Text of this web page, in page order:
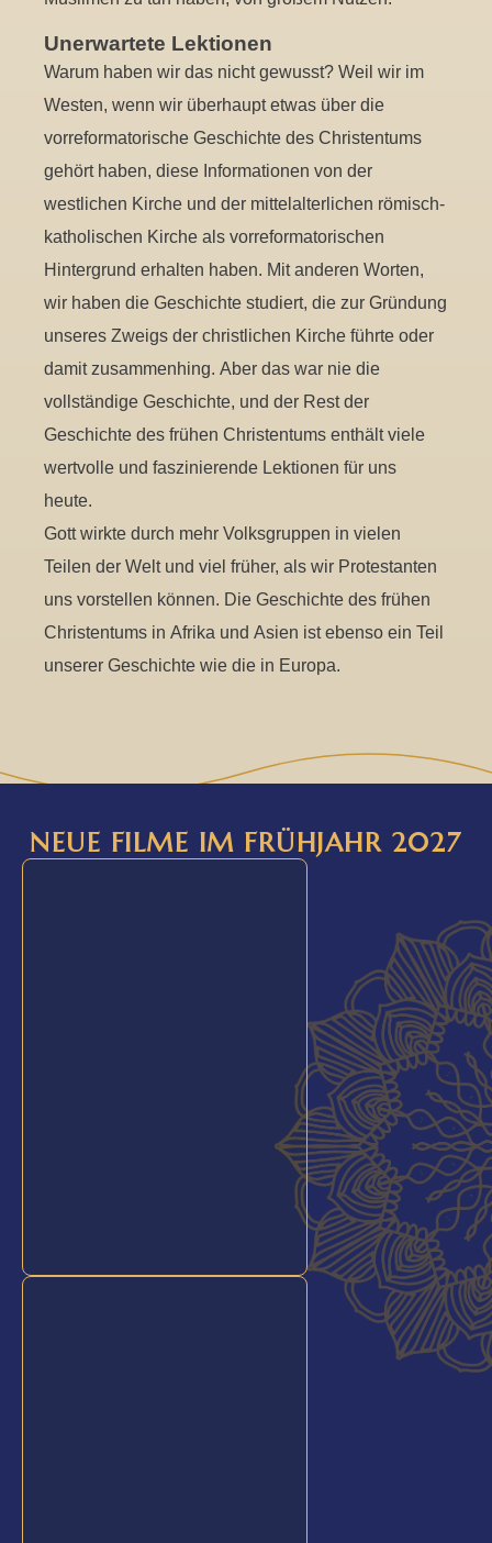
Unerwartete Lektionen
Warum haben wir das nicht gewusst? Weil wir im
Westen, wenn wir überhaupt etwas über die
vorreformatorische Geschichte des Christentums
gehört haben, diese Informationen von der
westlichen Kirche und der mittelalterlichen römisch-
katholischen Kirche als vorreformatorischen
Hintergrund erhalten haben. Mit anderen Worten,
wir haben die Geschichte studiert, die zur Gründung
unseres Zweigs der christlichen Kirche führte oder
damit zusammenhing. Aber das war nie die
vollständige Geschichte, und der Rest der
Geschichte des frühen Christentums enthält viele
wertvolle und faszinierende Lektionen für uns
heute.
Gott wirkte durch mehr Volksgruppen in vielen
Teilen der Welt und viel früher, als wir Protestanten
uns vorstellen können. Die Geschichte des frühen
Christentums in Afrika und Asien ist ebenso ein Teil
unserer Geschichte wie die in Europa.
NEUE FILME IM FRÜHJAHR 2027